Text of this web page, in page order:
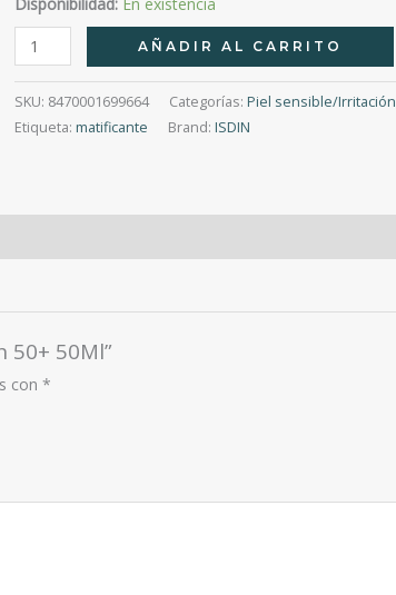
Fotoprotector
Isdin
®
Gel
Touch
AÑADIR AL CARRITO
SKU: 8470001699664 Categorías: Piel sensible/Irritación
Etiqueta: matificante Brand: ISDIN
50+ 50Ml”
con*